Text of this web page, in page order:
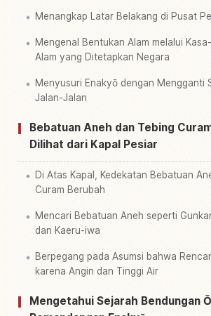
Menangkap Latar Belakang di Pusat
Mengenal Bentukan Alam melalui
Alam yang Ditetapkan Negara
Menyusuri Enakyō dengan Mengganti
Jalan-Jalan
Bebatuan Aneh dan Tebing
Dilihat dari Kapal Pesiar
Di Atas Kapal, Kedekatan Bebatuan
Curam Berubah
Mencari Bebatuan Aneh seperti
dan Kaeru-iwa
Berpegang pada Asumsi bahwa
karena Angin dan Tinggi Air
Mengetahui Sejarah Bendungan